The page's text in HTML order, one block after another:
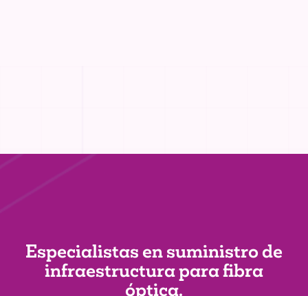
Especialistas en suministro de
infraestructurapara fibra
óptica.